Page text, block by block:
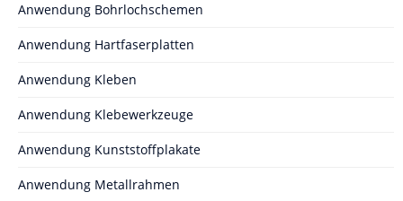
Anwendung Bohrlochschemen
Anwendung Hartfaserplatten
Anwendung Kleben
Anwendung Klebewerkzeuge
Anwendung Kunststoffplakate
Anwendung Metallrahmen